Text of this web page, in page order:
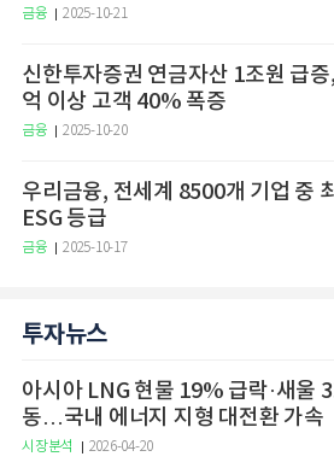
금융 2025-10-21
신한투자증권 연금자산 1조원 급
억 이상 고객 40% 폭증
금융 2025-10-20
우리금융, 전세계 8500개 기업 중
ESG 등급
금융 2025-10-17
투자뉴스
아시아 LNG 현물 19% 급락·새울 3
동…국내 에너지 지형 대전환 가속
시장분석 2026-04-20